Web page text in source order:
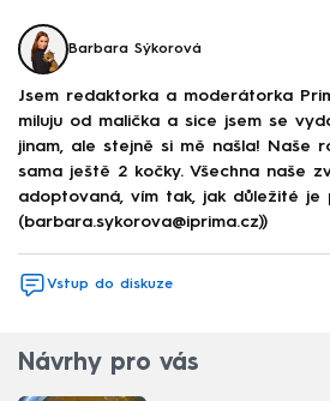
Barbara Sýkorová
Jsem redaktorka a moderátorka
miluju od malička a sice jsem se
jinam, ale stejně si mě našla! Naše
sama ještě 2 kočky. Všechna naše
adoptovaná, vím tak, jak důležité je
(barbara.sykorova@iprima.cz))
Vstup do diskuze
Návrhy pro vás